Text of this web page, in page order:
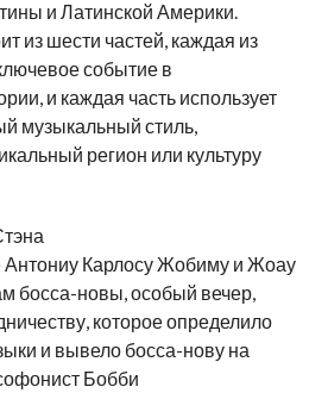
и Латинской Америки.
из шести частей, каждая из
событие в
и каждая часть использует
музыкальный стиль,
регион или культуру
Карлосу Жобиму и Жоау
босса-новы, особый вечер,
которое определило
и вывело босса-нову на
Бобби